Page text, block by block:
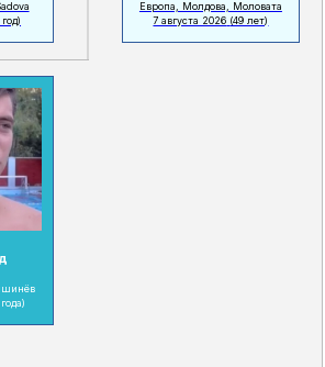
год)
Европа, Молдова, Моловата
7 августа 2026 (49 лет)